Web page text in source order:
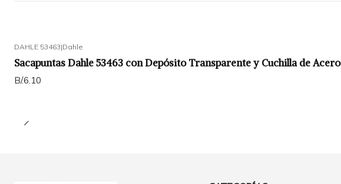
DAHLE 53463|Dahle
Sacapuntas Dahle 53463 con Depósito Transparente y Cuchilla de Acero
B/.6.10